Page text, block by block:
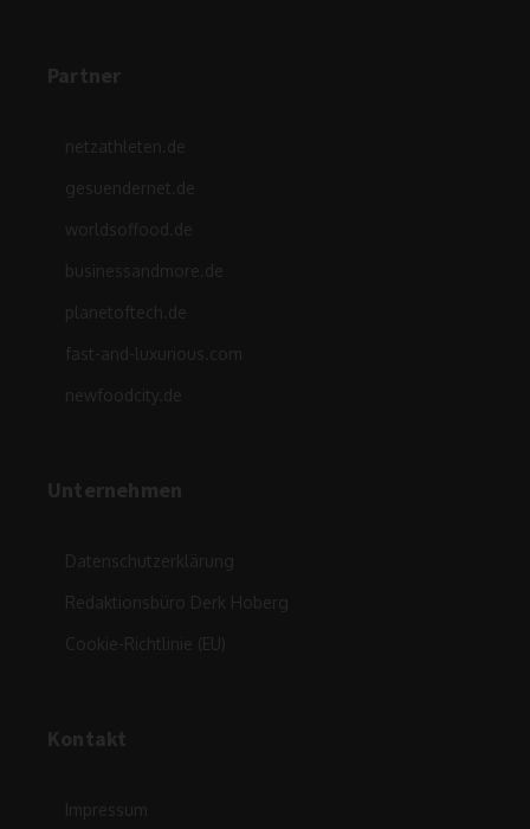
Partner
netzathleten.de
gesuendernet.de
worldsoffood.de
businessandmore.de
planetoftech.de
fast-and-luxurious.com
newfoodcity.de
Unternehmen
Datenschutzerklärung
Redaktionsbüro Derk Hoberg
Cookie-Richtlinie (EU)
Kontakt
Impressum